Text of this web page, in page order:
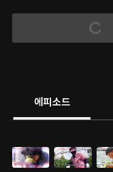
에피소드